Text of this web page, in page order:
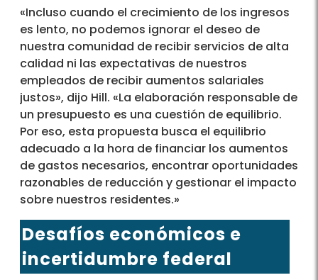
«Incluso cuando el crecimiento de los ingresos
es lento, no podemos ignorar el deseo de
nuestra comunidad de recibir servicios de alta
calidad ni las expectativas de nuestros
empleados de recibir aumentos salariales
justos», dijo Hill. «La elaboración responsable de
un presupuesto es una cuestión de equilibrio.
Por eso, esta propuesta busca el equilibrio
adecuado a la hora de financiar los aumentos
de gastos necesarios, encontrar oportunidades
razonables de reducción y gestionar el impacto
sobre nuestros residentes.»
Desafíos económicos e
incertidumbre federal